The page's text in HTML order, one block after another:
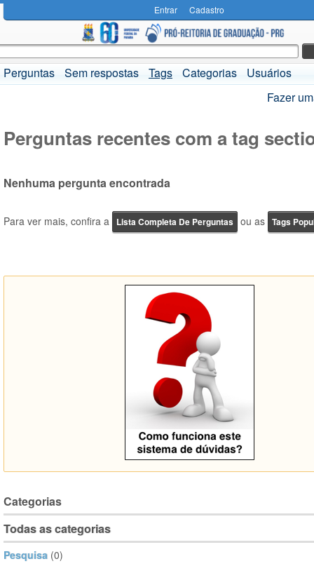
Entrar Cadastro
Perguntas Sem respostas Tags Categorias
Usuários
Fazer
Perguntas recentes com a tag
Nenhuma pergunta encontrada
Para ver mais, confira a Lista Completa De Perguntas ou as Tags
Categorias
Todas as categorias
Pesquisa (0)